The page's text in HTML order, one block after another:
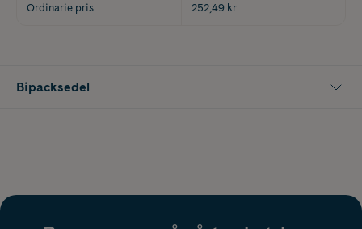
Ordinarie pris 252,49 kr
Bipacksedel